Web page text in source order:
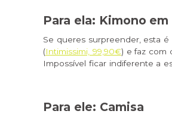
Para ela: Kimono em
Se queres surpreender, esta
(Intimissimi, 99,90€) e faz com
Impossível ficar indiferente a
Para ele: Camisa